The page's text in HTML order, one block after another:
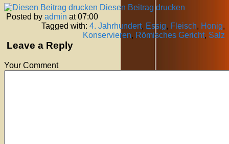
Diesen Beitrag drucken
Posted by admin at 07:00
Tagged with: 4. Jahrhundert, Essig, Fleisch, Honig,
Konservieren, Römisches Gericht, Salz
Leave a Reply
Your Comment